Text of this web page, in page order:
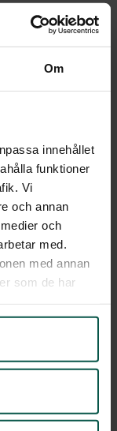
Om
innehållet
funktioner
Vi
och annan
och
med.
med annan
som de har
kan enklare
tillfälle i stället
depression
kan både
platsspecifik
på HVB-
för sig själv
placering.
är endast en
på ett
som